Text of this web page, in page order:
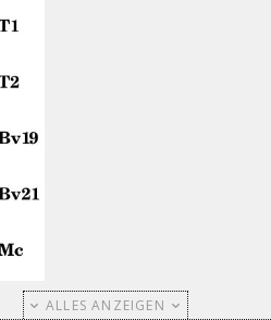
ALLES ANZEIGEN